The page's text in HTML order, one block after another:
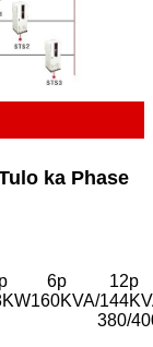
ka Phase
6p
12p
160KVA/
380/